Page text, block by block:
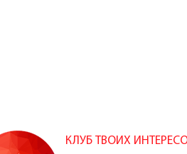
КЛУБ ТВОИХ